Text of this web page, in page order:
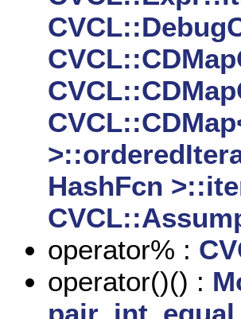
HashFcn
operator% :
operator()() :